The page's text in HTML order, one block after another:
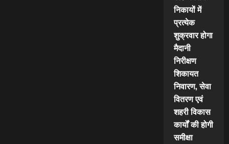
निकायों में
प्रत्येक
शुक्रवार होगा
मैदानी
निरीक्षण
शिकायत
निवारण, सेवा
वितरण एवं
शहरी विकास
कार्यों की होगी
समीक्षा